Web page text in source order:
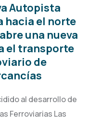
Autopista
hacia el norte
una nueva
el transporte
de
al desarrollo de
Ferroviarias Las